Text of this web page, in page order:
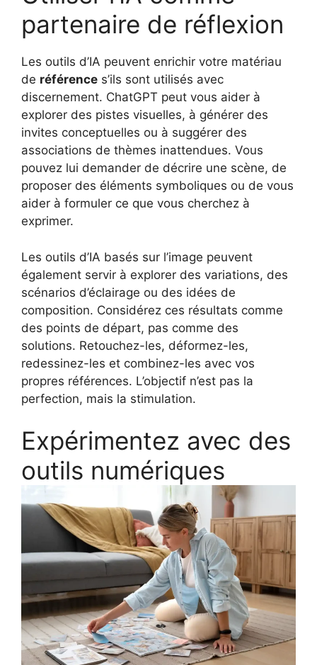
partenaire de réflexion
Les outils d’IA peuvent enrichir votre matériau
de référence s’ils sont utilisés avec
discernement. ChatGPT peut vous aider à
explorer des pistes visuelles, à générer des
invites conceptuelles ou à suggérer des
associations de thèmes inattendues. Vous
pouvez lui demander de décrire une scène, de
proposer des éléments symboliques ou de vous
aider à formuler ce que vous cherchez à
exprimer.
Les outils d’IA basés sur l’image peuvent
également servir à explorer des variations, des
scénarios d’éclairage ou des idées de
composition. Considérez ces résultats comme
des points de départ, pas comme des
solutions. Retouchez-les, déformez-les,
redessinez-les et combinez-les avec vos
propres références. L’objectif n’est pas la
perfection, mais la stimulation.
Expérimentez avec des
outils numériques